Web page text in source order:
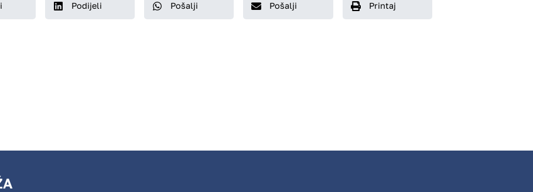
Podijeli Pošalji Pošalji Printaj